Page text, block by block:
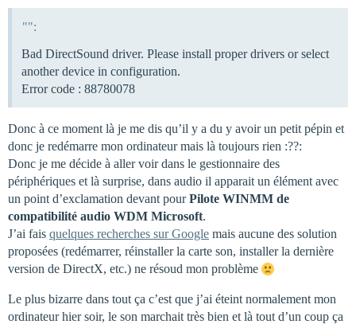
"":
Bad DirectSound driver. Please install proper drivers or select
another device in configuration.
Error code : 88780078
Donc à ce moment là je me dis qu’il y a du y avoir un petit pépin et
donc je redémarre mon ordinateur mais là toujours rien :??:
Donc je me décide à aller voir dans le gestionnaire des
périphériques et là surprise, dans audio il apparait un élément avec
un point d’exclamation devant pourPilote WINMM de
compatibilité audio WDM Microsoft.
J’ai fais quelques recherches sur Google mais aucune des solution
proposées (redémarrer, réinstaller la carte son, installer la dernière
version de DirectX, etc.) ne résoud mon problème
Le plus bizarre dans tout ça c’est que j’ai éteint normalement mon
ordinateur hier soir, le son marchait très bien et là tout d’un coup ça